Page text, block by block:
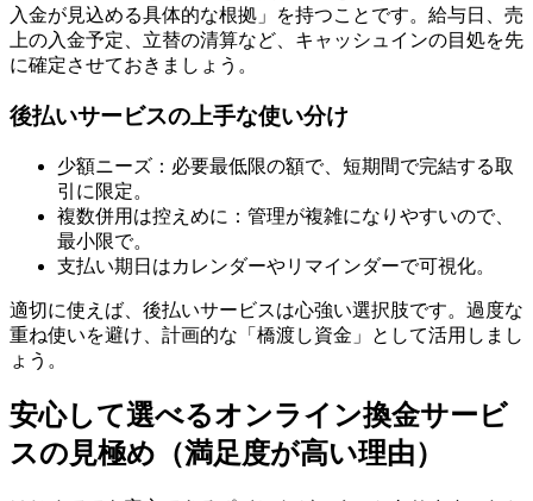
入金が見込める具体的な根拠」を持つことです。給与日、売
上の入金予定、立替の清算など、キャッシュインの目処を先
に確定させておきましょう。
後払いサービスの上手な使い分け
少額ニーズ：必要最低限の額で、短期間で完結する取
引に限定。
複数併用は控えめに：管理が複雑になりやすいので、
最小限で。
支払い期日はカレンダーやリマインダーで可視化。
適切に使えば、後払いサービスは心強い選択肢です。過度な
重ね使いを避け、計画的な「橋渡し資金」として活用しまし
ょう。
安心して選べるオンライン換金サービ
スの見極め（満足度が高い理由）